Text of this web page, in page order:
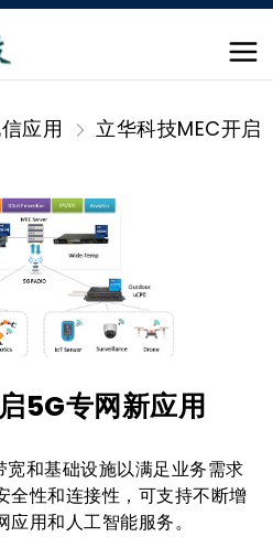
应用 立华科技MEC开启
5G专网新应用
和基础设施以满足业务需求
全性和连接性，可支持不断增
用和人工智能服务。